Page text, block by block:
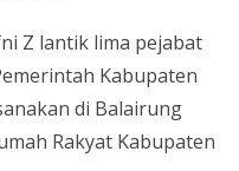
Z lantik lima pejabat
Kabupaten
di Balairung
Rakyat Kabupaten